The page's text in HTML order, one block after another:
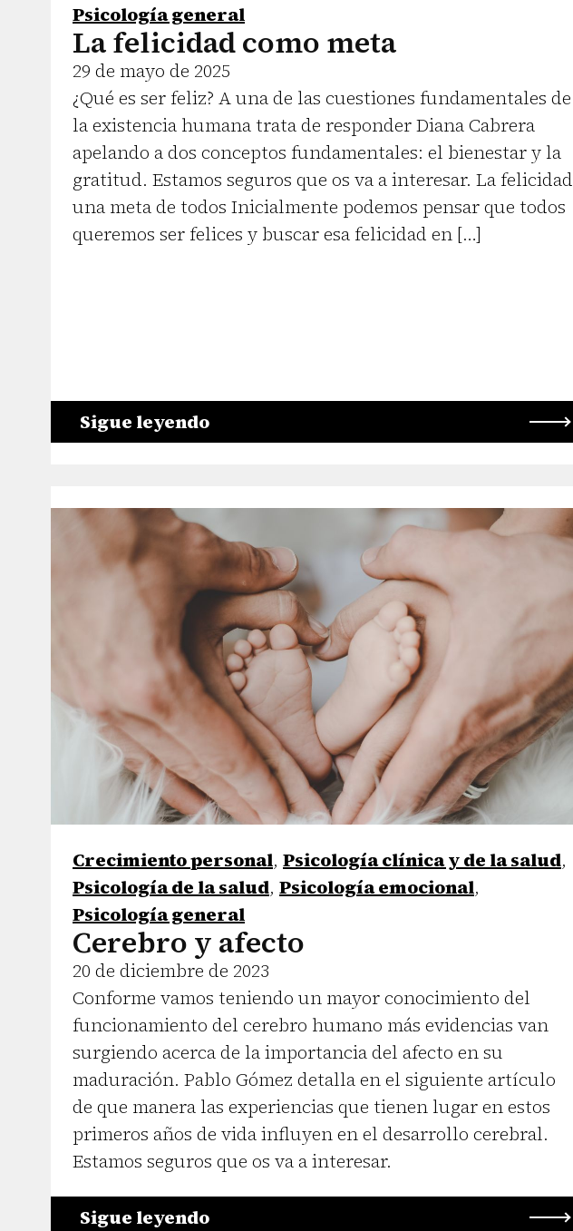
Psicología general
La felicidad como meta
29 de mayo de 2025
¿Qué es ser feliz? A una de las cuestiones fundamentales de
la existencia humana trata de responder Diana Cabrera
apelando a dos conceptos fundamentales: el bienestar y la
gratitud. Estamos seguros que os va a interesar. La felicidad
una meta de todos Inicialmente podemos pensar que todos
queremos ser felices y buscar esa felicidad en […]
Sigue leyendo
Crecimiento personal, Psicología clínica y de la salud,
Psicología de la salud, Psicología emocional,
Psicología general
Cerebro y afecto
20 de diciembre de 2023
Conforme vamos teniendo un mayor conocimiento del
funcionamiento del cerebro humano más evidencias van
surgiendo acerca de la importancia del afecto en su
maduración. Pablo Gómez detalla en el siguiente artículo
de que manera las experiencias que tienen lugar en estos
primeros años de vida influyen en el desarrollo cerebral.
Estamos seguros que os va a interesar.
Sigue leyendo